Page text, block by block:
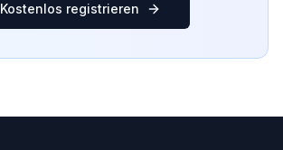
Kostenlos registrieren